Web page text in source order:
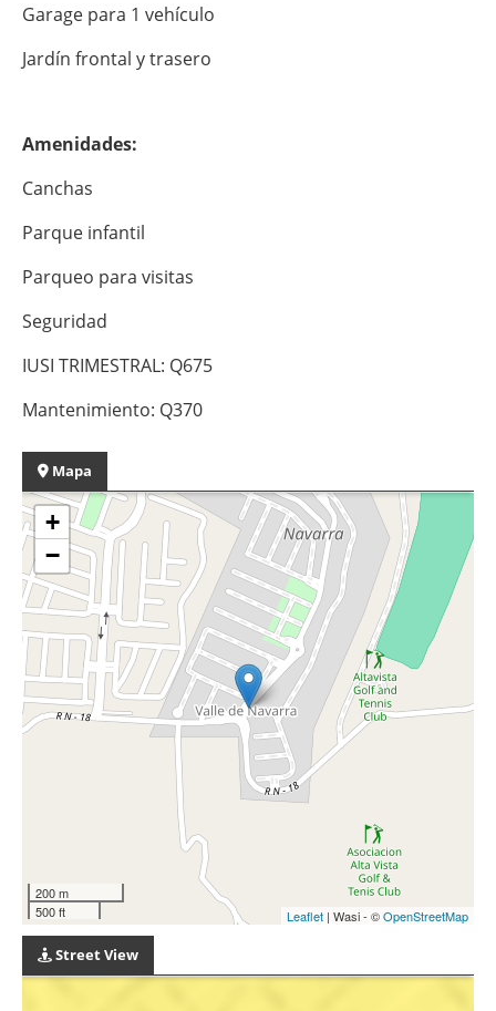
Garage para 1 vehículo
Jardín frontal y trasero
Amenidades:
Canchas
Parque infantil
Parqueo para visitas
Seguridad
IUSI TRIMESTRAL: Q675
Mantenimiento: Q370
Mapa
+
−
200 m
500 ft
Leaflet | Wasi - ©OpenStreetMap
Street View